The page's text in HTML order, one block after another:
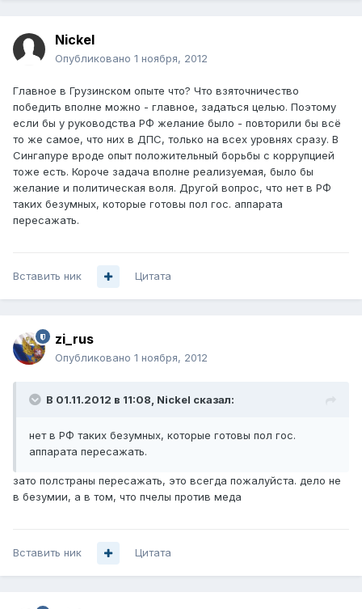
Nickel
Опубликовано 1 ноября, 2012
Главное в Грузинском опыте что? Что взяточничество
победить вполне можно - главное, задаться целью. Поэтому
если бы у руководства РФ желание было - повторили бы всё
то же самое, что них в ДПС, только на всех уровнях сразу. В
Сингапуре вроде опыт положительный борьбы с коррупцией
тоже есть. Короче задача вполне реализуемая, было бы
желание и политическая воля. Другой вопрос, что нет в РФ
таких безумных, которые готовы пол гос. аппарата
пересажать.
Вставить ник Цитата
zi_rus
Опубликовано 1 ноября, 2012
В 01.11.2012 в 11:08, Nickel сказал:
нет в РФ таких безумных, которые готовы пол гос.
аппарата пересажать.
зато полстраны пересажать, это всегда пожалуйста. дело не
в безумии, а в том, что пчелы против меда
Вставить ник Цитата